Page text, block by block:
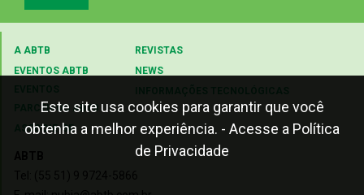
Este site usa cookies para garantir que você
obtenha a melhor experiência. - Acesse a Política
de Privacidade
A ABTB
EVENTOS ABTB
PARCEIROS ABTB
ASSOCIE-SE
REVISTAS
NEWS